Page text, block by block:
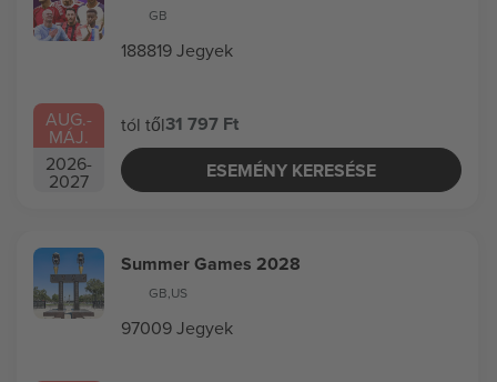
AUG.-
MÁJ.
2026-
2027
GB
188819 Jegyek
tól től31 797 Ft
ESEMÉNY KERESÉSE
Summer Games 2028
GB,US
97009 Jegyek